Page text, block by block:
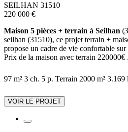
SEILHAN 31510
220 000 €
Maison 5 pièces + terrain à Seilhan (
seilhan (31510), ce projet terrain +
propose un cadre de vie confortable
Prix de la maison avec terrain 220000€
97 m² 3 ch. 5 p. Terrain 2000 m² 3.169
VOIR LE PROJET